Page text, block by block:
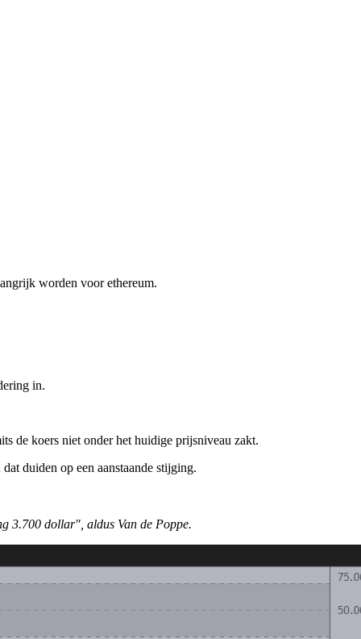
worden voor ethereum.
in.
de koers niet onder het huidige prijsniveau zakt.
duiden op een aanstaande stijging.
3.700 dollar", aldus Van de Poppe.